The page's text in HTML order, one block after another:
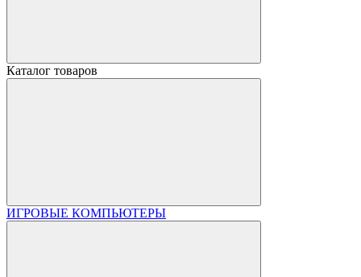
Каталог товаров
ИГРОВЫЕ КОМПЬЮТЕРЫ